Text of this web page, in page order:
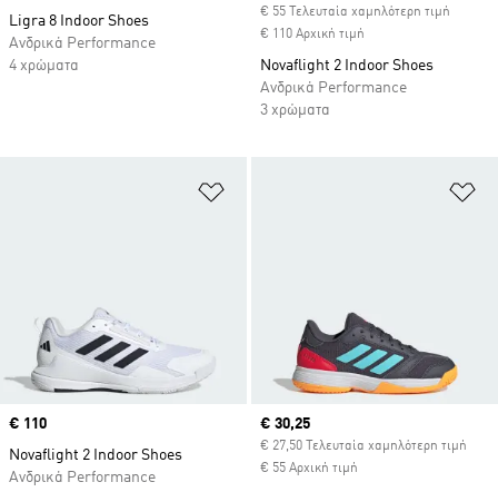
Ligra 8 Indoor Shoes
Ανδρικά Performance
4 χρώματα
€ 55 Τελευταία χαμηλότερη τιμή
€ 110 Αρχική τιμή
Novaflight 2 Indoor Shoes
Ανδρικά Performance
3 χρώματα
Προσθήκη στη Λίστα Επιθυμιών
Price
€ 110
Novaflight 2 Indoor Shoes
Ανδρικά Performance
Current price
€ 30,25
€ 27,50 Τελευταία χαμηλότερη τιμή
€ 55 Αρχική τιμή